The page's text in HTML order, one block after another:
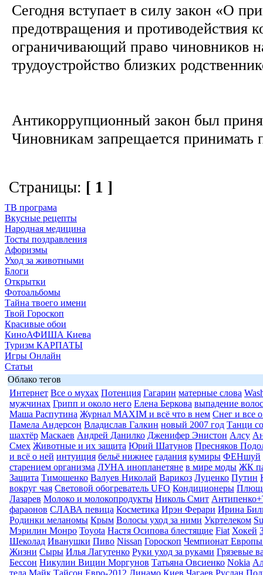
Сегодня вступает в силу закон «О
предотвращения и противодействия
ограничивающий право чиновников
трудоустройство близких
Антикоррупционный закон был
Чиновникам запрещается принимать
Страницы: [ 1 ]
ТВ програма
Вкусные рецепты
Народная медицина
Тосты поздравления
Афоризмы
Уход за животными
Блоги
Открытки
Фотоальбомы
Тайна твоего имени
Твой Гороскоп
Красивые обои
КиноАФИША Киева
Туризм КАРПАТЫ
Игры Онлайн
Статьи
Облако тегов
Интернет Все о мухах Потенция Гагарин матерные слова
мужчинах Грипп и около него Елена Беркова выпадение волос
Маша Распутина Журнал MAXIM и всё что в нем Снег и все
Памела Андерсон Владислав Галкин новый 2007 год Танци
шахтёр Маскаев Андрей Данилко Дженифер Энистон Алсу
Смех Животные и их защита Юрий Шатунов Пресняков
и всё о ней интуиция бельё нижнее гадания кумиры ФЕНшуй
старением организма ЛУНА инопланетяне в мире моды ЖК
Защита Тимошенко Валуев Николай Варикоз Луценко Путин
вокруг чая Световой обогреватель UFO Кондиционеры
Лазарев Молоко и молокопродукты Николь Смит
фараонов СЛАВА певица Косметика Ирэн Ферари Ирина
Родинки меланомы Крым Волосы уход за ними Укртелеком
Мэрилин Монро Toyota Настя Осипова блестящие Fiat Хокей
Шеколад Иванушки Пиво Nissan Гороскоп Чемпионат
Жизни Сыры Илья Лагутенко Руки уход за руками Грязевые
Бессон Никулин Вицин Моргунов Татьяна Овсиенко Nokia
тела Майк Тайсон Евро-2012 Динамо Киев Чагаев Руслан